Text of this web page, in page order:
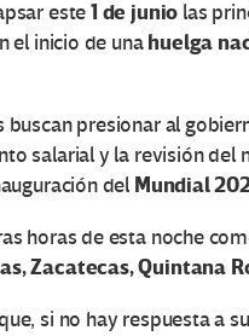
este1 de junio las
el inicio de unahuelga
buscan presionar al
salarial y la revisión
del Mundial
horas de esta noche
Zacatecas, Quintana
si no hay respuesta a